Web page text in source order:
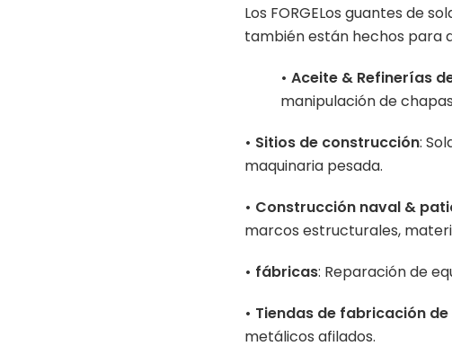
Los FORGELos guantes de
también están hechos para
• Aceite & Refinerías
manipulación de
• Sitios de construcción:
maquinaria pesada.
• Construcción naval &
marcos estructurales,
• fábricas: Reparación de
• Tiendas de fabricación
metálicos afilados.